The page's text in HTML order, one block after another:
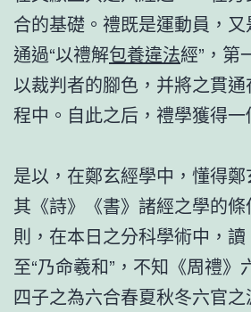
合的基礎。禮既是運動員，
通過“以禮解包養違法經”，第
以裁判者的腳色，并將之貫
程中。自此之后，禮學獲得一
是以，在鄭玄經學中，懂得
其《詩》《書》諸經之學的
則，在本日之分科學術中，讀
至“乃命羲和”，不知《周禮》
四子之為六合春夏秋冬六官之